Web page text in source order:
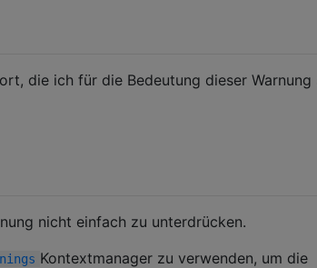
die ich für die Bedeutung dieser Warnung
nicht einfach zu unterdrücken.
Kontextmanager zu verwenden, um die